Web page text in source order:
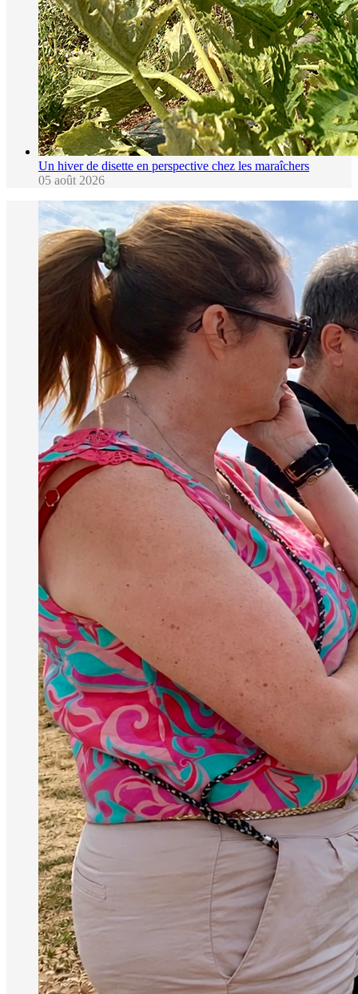
Un hiver de disette en perspective chez les maraîchers
05 août 2026